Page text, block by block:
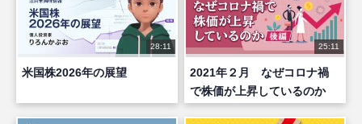
28:11
米国株2026年の展望
25:11
2021年２月 なぜコロナ禍
で株価が上昇しているのか
（後編）